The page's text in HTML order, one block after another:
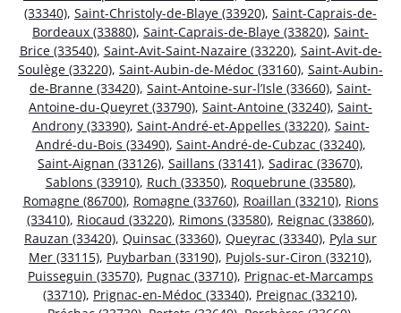
(33340), Saint-Christoly-de-Blaye (33920), Saint-Caprais-de-
Bordeaux (33880), Saint-Caprais-de-Blaye (33820), Saint-
Brice (33540), Saint-Avit-Saint-Nazaire (33220), Saint-Avit-de-
Soulège (33220), Saint-Aubin-de-Médoc (33160), Saint-Aubin-
de-Branne (33420), Saint-Antoine-sur-l’Isle (33660), Saint-
Antoine-du-Queyret (33790), Saint-Antoine (33240), Saint-
Androny (33390), Saint-André-et-Appelles (33220), Saint-
André-du-Bois (33490), Saint-André-de-Cubzac (33240),
Saint-Aignan (33126), Saillans (33141), Sadirac (33670),
Sablons (33910), Ruch (33350), Roquebrune (33580),
Romagne (86700), Romagne (33760), Roaillan (33210), Rions
(33410), Riocaud (33220), Rimons (33580), Reignac (33860),
Rauzan (33420), Quinsac (33360), Queyrac (33340), Pyla sur
Mer (33115), Puybarban (33190), Pujols-sur-Ciron (33210),
Puisseguin (33570), Pugnac (33710), Prignac-et-Marcamps
(33710), Prignac-en-Médoc (33340), Preignac (33210),